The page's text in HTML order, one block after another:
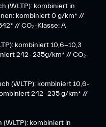
(WLTP): kombiniert in
kombiniert 0 g/km* //
// CO₂-Klasse: A
kombiniert 10,6-10,3
242-235g/km* // CO₂-
(WLTP): kombiniert 10,6-
242-235 g/km* //
kombiniert in